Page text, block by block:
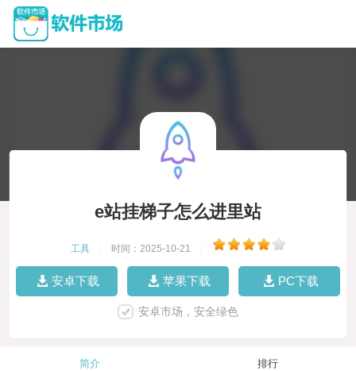
e站挂梯子怎么进里站
工具 时间：2025-10-21
安卓下载 苹果下载 PC下载
安卓市场，安全绿色
简介 排行